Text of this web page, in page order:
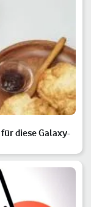
diese Galaxy-